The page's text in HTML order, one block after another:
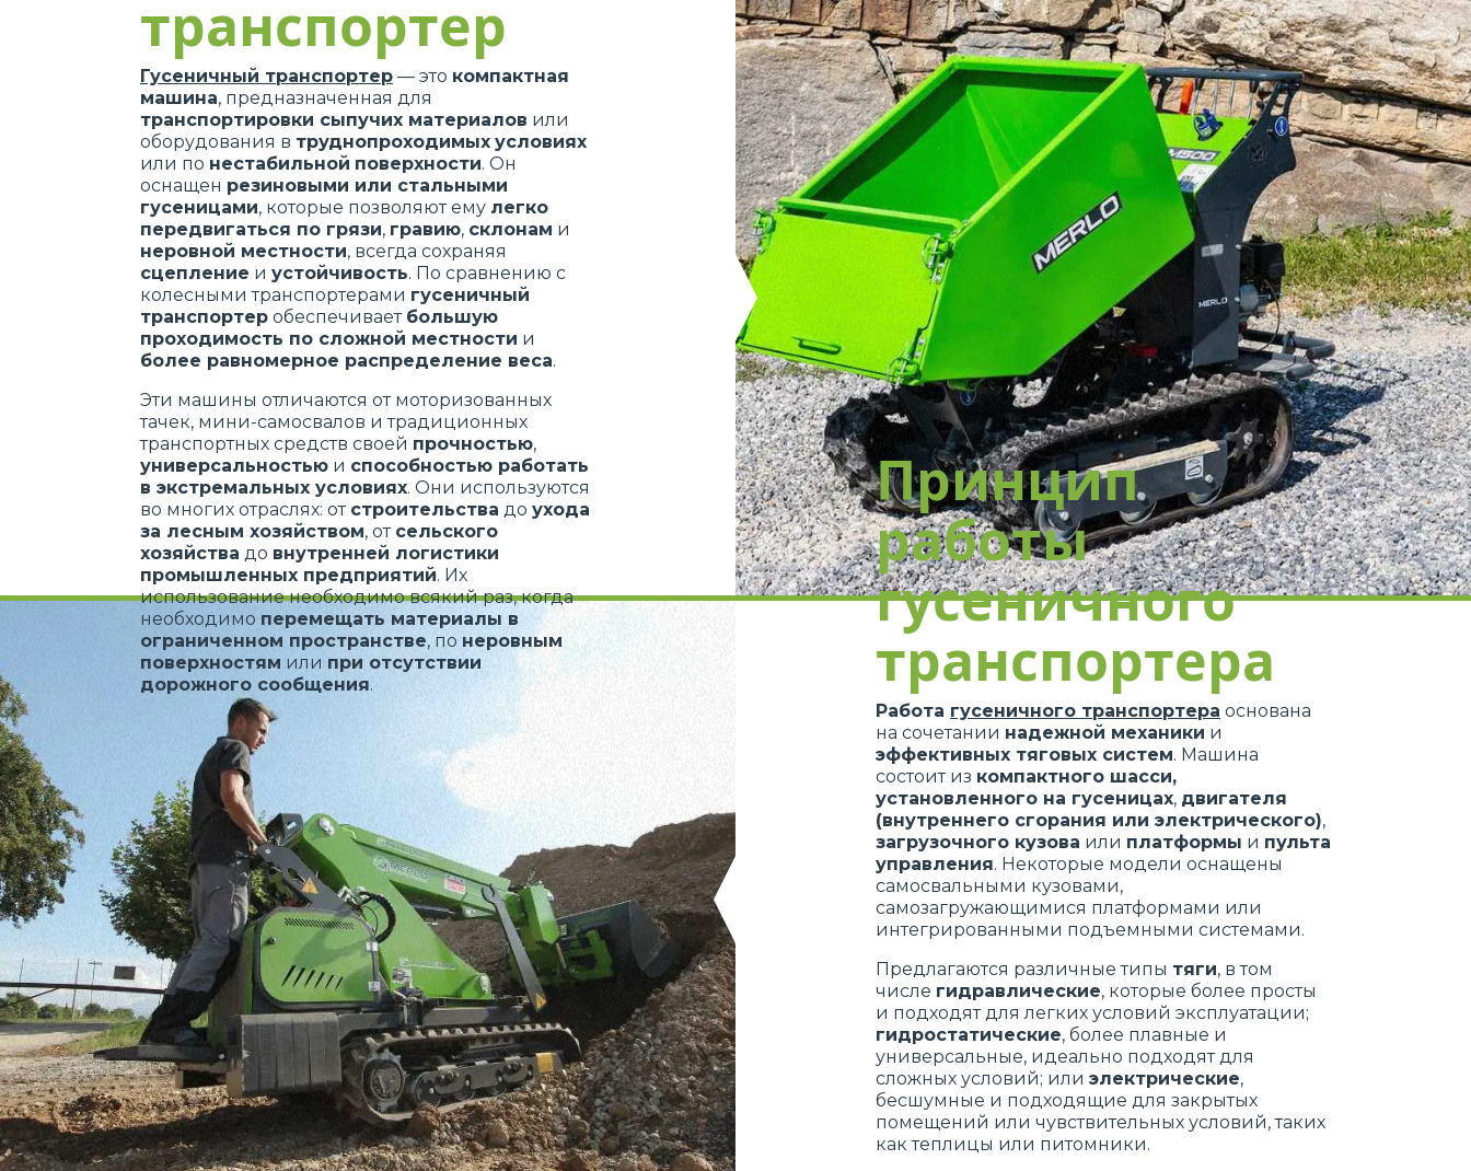
НАВЕСНОЕ ОБОРУДОВАНИЕ ПОКАЗАТЬ ВСЕ
ПЛАТФОРМЫ
транспортер
Гусеничный транспортер — это компактная
машина, предназначенная для
транспортировки сыпучих материалов или
оборудования в труднопроходимых условиях
или по нестабильной поверхности. Он
оснащен резиновыми или стальными
гусеницами, которые позволяют ему легко
передвигаться по грязи, гравию, склонам и
неровной местности, всегда сохраняя
сцепление и устойчивость. По сравнению с
колесными транспортерами гусеничный
транспортер обеспечивает большую
проходимость по сложной местности и
более равномерное распределение веса.
Эти машины отличаются от моторизованных
тачек, мини-самосвалов и традиционных
транспортных средств своей прочностью,
универсальностью и способностью работать
в экстремальных условиях. Они используются
во многих отраслях: от строительства до ухода
за лесным хозяйством, от сельского
хозяйства до внутренней логистики
промышленных предприятий. Их
использование необходимо всякий раз, когда
необходимо перемещать материалы в
ограниченном пространстве, по неровным
поверхностям или при отсутствии
дорожного сообщения.
Принцип
работы
гусеничного
транспортера
Работа гусеничного транспортера основана
на сочетании надежной механики и
эффективных тяговых систем. Машина
состоит из компактного шасси,
установленного на гусеницах, двигателя
(внутреннего сгорания или электрического),
загрузочного кузова или платформы и пульта
управления. Некоторые модели оснащены
самосвальными кузовами,
самозагружающимися платформами или
интегрированными подъемными системами.
Предлагаются различные типы тяги, в том
числе гидравлические, которые более просты
и подходят для легких условий эксплуатации;
гидростатические, более плавные и
универсальные, идеально подходят для
сложных условий; или электрические,
бесшумные и подходящие для закрытых
помещений или чувствительных условий, таких
как теплицы или питомники.